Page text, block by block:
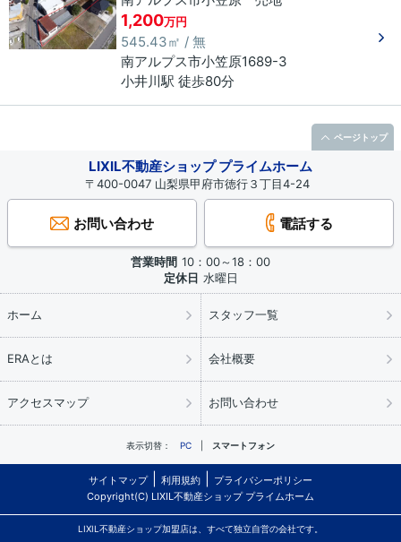
1,200万円
545.43㎡ / 無
南アルプス市小笠原1689-3
小井川駅 徒歩80分
LIXIL不動産ショップ プライムホーム
〒400-0047 山梨県甲府市徳行３丁目4-24
お問い合わせ 電話する
営業時間 10：00～18：00
定休日 水曜日
ホーム スタッフ一覧
ERAとは 会社概要
アクセスマップ お問い合わせ
表示切替： PC スマートフォン
サイトマップ 利用規約
プライバシーポリシー
Copyright(C) LIXIL不動産ショップ プライムホーム
LIXIL不動産ショップ加盟店は、すべて独立自営の会社です。
ページトップ